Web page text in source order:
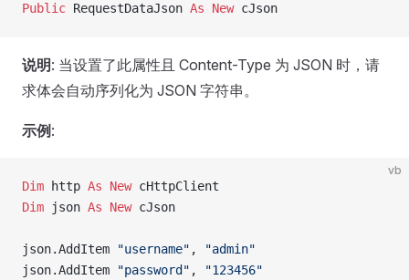
Public RequestDataJson As New cJson
说明: 当设置了此属性且 Content-Type 为 JSON 时，请
求体会自动序列化为 JSON 字符串。
示例 :
vb
Dim http As New cHttpClient
Dim json As New cJson
json.AddItem "username" ,
"admin"
json.AddItem
"password" , "123456"